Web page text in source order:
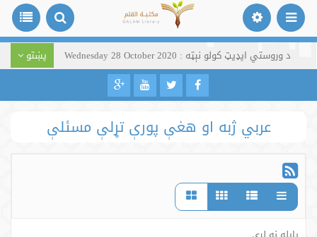
د وروستي اپډیټ کولو نېټه : Wednesday 28 October 2020 پښتو
عربي ژبه او هغې پورې تړلې مسئلې